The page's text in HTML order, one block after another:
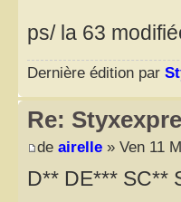
ps/ la 63
Dernière édition par
Re:
de airelle » Ven 11
D** DE*** SC**